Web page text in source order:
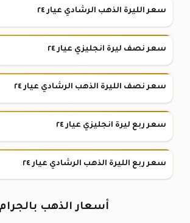
سعر الليرة الذهب الرشادي عيار ٢٤
سعر نصف ليرة انجليزي عيار ٢٤
سعر نصف الليرة الذهب الرشادي عيار ٢٤
سعر ربع ليرة انجليزي عيار ٢٤
سعر ربع الليرة الذهب الرشادي عيار ٢٤
أسعار الذهب بالجرام